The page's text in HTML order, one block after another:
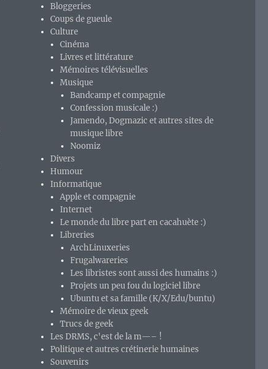
Bloggeries
Coups de gueule
Culture
Cinéma
Livres et littérature
Mémoires télévisuelles
Musique
Bandcamp et compagnie
Confession musicale :)
Jamendo, Dogmazic et autres sites de
musique libre
Noomiz
Divers
Humour
Informatique
Apple et compagnie
Internet
Le monde du libre part en cacahuète :)
Libreries
ArchLinuxeries
Frugalwareries
Les libristes sont aussi des humains :)
Projets un peu fou du logiciel libre
Ubuntu et sa famille (K/X/Edu/buntu)
Mémoire de vieux geek
Trucs de geek
Les DRMS, c'est de la m—– !
Politique et autres crétinerie humaines
Souvenirs